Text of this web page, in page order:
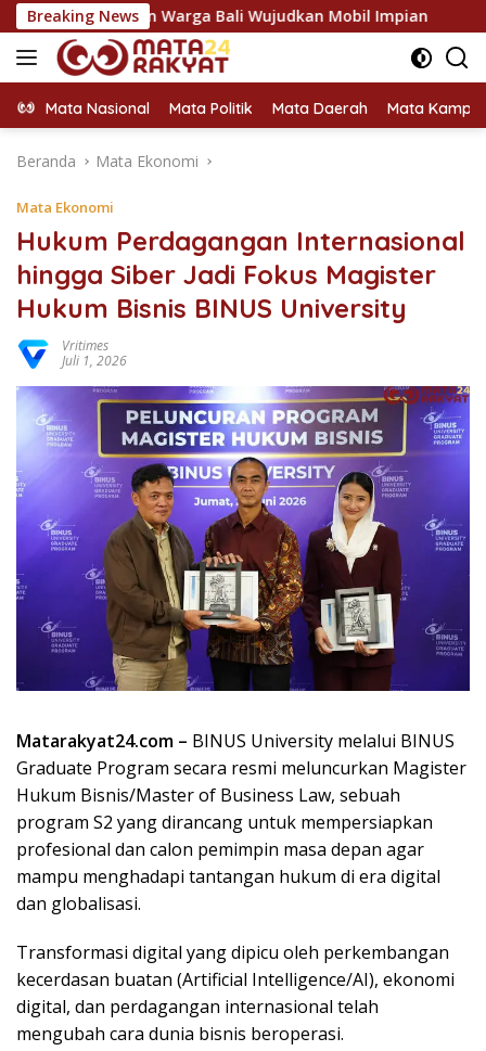
Langsung
ke
konten
Breaking News
Warga Bali Wujudkan Mobil Impian Rayakan 10
Mata Nasional Mata Politik Mata Daerah Mata
Beranda Mata Ekonomi
Mata Ekonomi
Hukum Perdagangan Internasional
hingga Siber Jadi Fokus Magister
Hukum Bisnis BINUS University
Vritimes
Juli 1, 2026
Matarakyat24.com – BINUS University melalui BINUS
Graduate Program secara resmi meluncurkan Magister
Hukum Bisnis/Master of Business Law, sebuah
program S2 yang dirancang untuk mempersiapkan
profesional dan calon pemimpin masa depan agar
mampu menghadapi tantangan hukum di era digital
dan globalisasi.
Transformasi digital yang dipicu oleh perkembangan
kecerdasan buatan (Artificial Intelligence/AI), ekonomi
digital, dan perdagangan internasional telah
mengubah cara dunia bisnis beroperasi.